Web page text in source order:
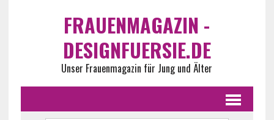
FRAUENMAGAZIN -
DESIGNFUERSIE.DE
Unser Frauenmagazin für Jung und Älter